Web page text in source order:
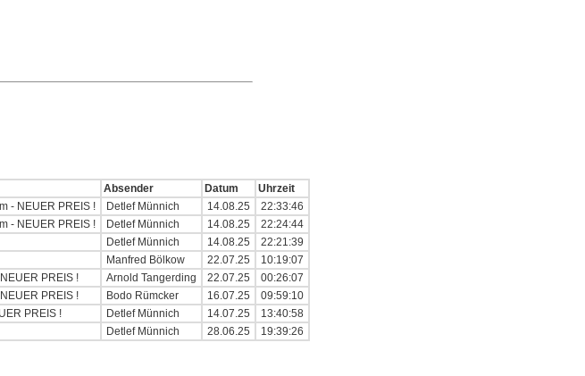
Absender Datum
Uhrzeit
- NEUER PREIS !
Detlef Münnich 14.08.25
22:33:46
- NEUER PREIS !
Detlef Münnich 14.08.25
22:24:44
Detlef Münnich 14.08.25
22:21:39
Manfred Bölkow 22.07.25
10:19:07
PREIS !
Arnold Tangerding 22.07.25
00:26:07
PREIS !
Bodo Rümcker 16.07.25
09:59:10
PREIS !
Detlef Münnich 14.07.25
13:40:58
Detlef Münnich 28.06.25 19:39:26